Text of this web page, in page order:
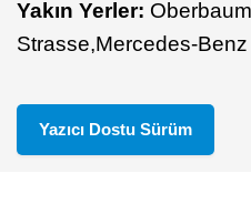
Yakın Yerler:
Strasse,Mercedes-
Yazıcı Dostu Sürüm